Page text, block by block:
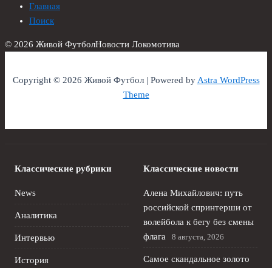
Главная
Поиск
© 2026 Живой ФутболНовости Локомотива
Copyright © 2026 Живой Футбол | Powered byAstra WordPress
Theme
Классические рубрики
News
Аналитика
Интервью
История
Классические новости
Алена Михайлович: путь
российской спринтерши от
волейбола к бегу без смены
флага
8 августа, 2026
Самое скандальное золото